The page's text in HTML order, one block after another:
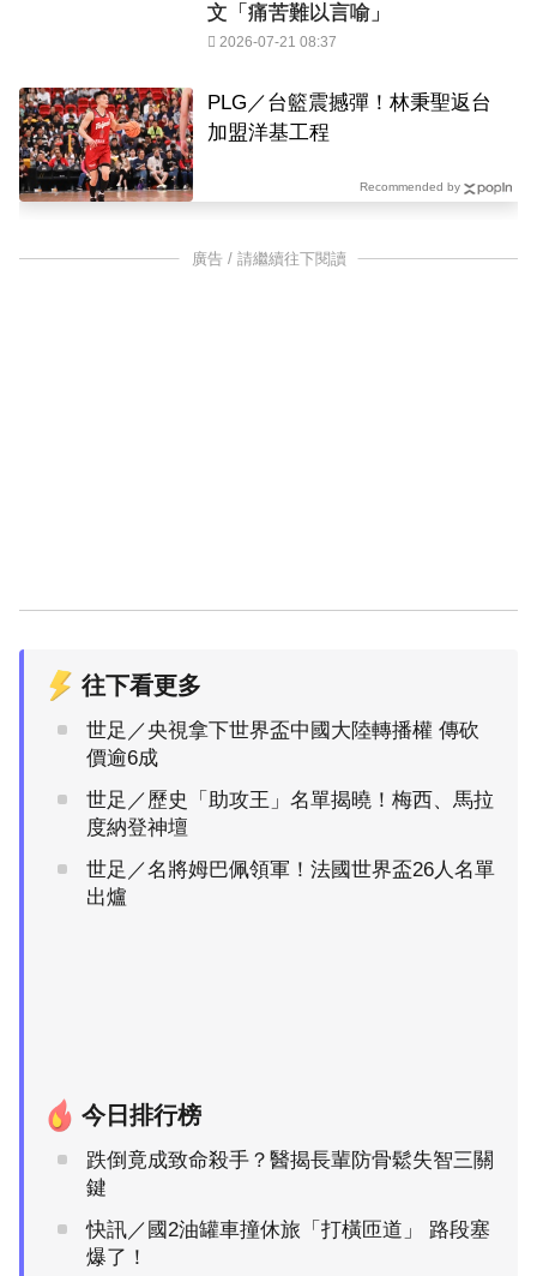
文「痛苦難以言喻」
2026-07-21 08:37
PLG／台籃震撼彈！林秉聖返台
加盟洋基工程
Recommended by
廣告 / 請繼續往下閱讀
往下看更多
世足／央視拿下世界盃中國大陸轉播權 傳砍
價逾6成
世足／歷史「助攻王」名單揭曉！梅西、馬拉
度納登神壇
世足／名將姆巴佩領軍！法國世界盃26人名單
出爐
今日排行榜
跌倒竟成致命殺手？醫揭長輩防骨鬆失智三關
鍵
快訊／國2油罐車撞休旅「打橫匝道」 路段塞
爆了！